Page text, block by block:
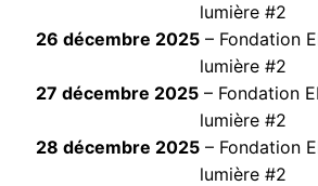
lumière #2
26 décembre 2025– Fondation
lumière #2
27 décembre 2025 – Fondation
lumière #2
28 décembre 2025– Fondation
lumière #2